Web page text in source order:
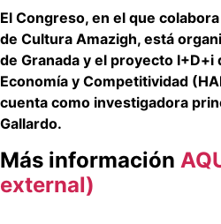
El Congreso, en el que
de Cultura Amazigh, está
de Granada y el proyecto I+D+i
Economía y Competitividad
cuenta como investigadora
Gallardo.
Más información
external)